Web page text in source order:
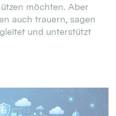
möchten. Aber
auch trauern, sagen
und unterstützt